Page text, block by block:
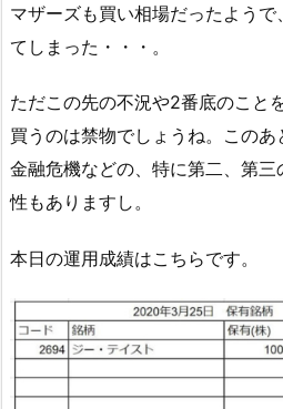
マザーズも買い相場だったよう
てしまった・・・。
ただこの先の不況や2番底のこと
買うのは禁物でしょうね。この
金融危機などの、特に第二、第
性もありますし。
本日の運用成績はこちらです。